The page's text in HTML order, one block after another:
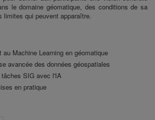
le domaine géomatique, des conditions de sa
qui peuvent apparaître.
Machine Learning en géomatique
avancée des données géospatiales
SIG avec l'IA
en pratique